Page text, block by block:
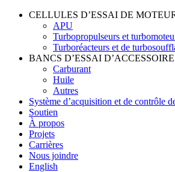
CELLULES D’ESSAI DE
APU
Turbopropulseurs et
Turboréacteurs et de
BANCS D’ESSAI
Carburant
Huile
Autres
Système d’acquisition et de contrôle
Soutien
À propos
Projets
Carrières
Nous joindre
English